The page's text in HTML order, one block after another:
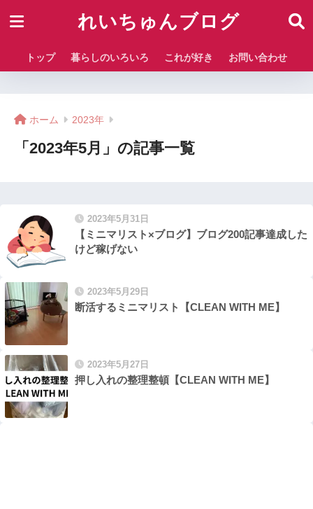
れいちゅんブログ
トップ 暮らしのいろいろ これが好き お問い合わせ
ホーム 2023年
「2023年5月」の記事一覧
2023年5月31日
【ミニマリスト×ブログ】ブログ200記事達成した
けど稼げない
2023年5月29日
断活するミニマリスト【CLEAN WITH ME】
2023年5月27日
押し入れの整理整頓【CLEAN WITH ME】